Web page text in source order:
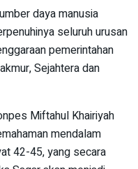
da­ya manusia
seluruh urusan
pemerintahan
Sejahtera dan
Miftahul Khairiyah
mendalam
42-45, yang secara